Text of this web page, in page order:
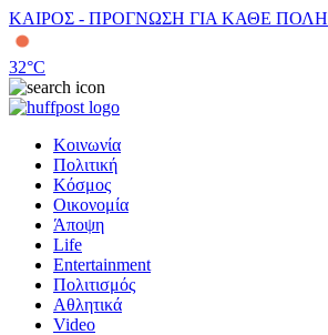
ΚΑΙΡΟΣ - ΠΡΟΓΝΩΣΗ ΓΙΑ ΚΑΘΕ ΠΟΛΗ
32°C
Κοινωνία
Πολιτική
Κόσμος
Οικονομία
Άποψη
Life
Entertainment
Πολιτισμός
Αθλητικά
Video